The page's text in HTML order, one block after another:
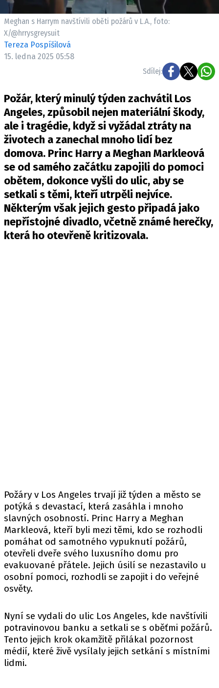
Pošlete e-mail na newsbox.cz
INZERCE
OSOBNÍ ÚDAJE / COOKIES
VOLNÁ MÍSTA
Provozovatelem serveru newsbox.cz je
INCORP MEDIA GROUP s.r.o., IČ: 118 23 054
Meghan s Harrym navštívili oběti požárů v L.A., foto:
X/@hrrysgreysuit
Tereza Pospíšilová
15. ledna 2025 05:58
Sdílej:
Požár, který minulý týden zachvátil Los
Angeles, způsobil nejen materiální škody,
ale i tragédie, když si vyžádal ztráty na
životech a zanechal mnoho lidí bez
domova. Princ Harry a Meghan Markleová
se od samého začátku zapojili do pomoci
obětem, dokonce vyšli do ulic, aby se
setkali s těmi, kteří utrpěli nejvíce.
Některým však jejich gesto připadá jako
nepřístojné divadlo, včetně známé herečky,
která ho otevřeně kritizovala.
Požáry v Los Angeles trvají již týden a město se
potýká s devastací, která zasáhla i mnoho
slavných osobností. Princ Harry a Meghan
Markleová, kteří byli mezi těmi, kdo se rozhodli
pomáhat od samotného vypuknutí požárů,
otevřeli dveře svého luxusního domu pro
evakuované přátele. Jejich úsilí se nezastavilo u
osobní pomoci, rozhodli se zapojit i do veřejné
osvěty.
Nyní se vydali do ulic Los Angeles, kde navštívili
potravinovou banku a setkali se s oběťmi požárů.
Tento jejich krok okamžitě přilákal pozornost
médií, které živě vysílaly jejich setkání s místními
lidmi.